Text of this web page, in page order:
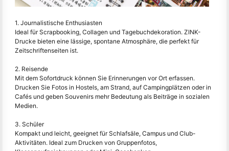
1. Journalistische Enthusiasten
Ideal für Scrapbooking, Collagen und Tagebuchdekoration. ZINK-
Drucke bieten eine lässige, spontane Atmosphäre, die perfekt für
Zeitschriftenseiten ist.
2. Reisende
Mit dem Sofortdruck können Sie Erinnerungen vor Ort erfassen.
Drucken Sie Fotos in Hostels, am Strand, auf Campingplätzen oder in
Cafés und geben Souvenirs mehr Bedeutung als Beiträge in sozialen
Medien.
3. Schüler
Kompakt und leicht, geeignet für Schlafsäle, Campus und Club-
Aktivitäten. Ideal zum Drucken von Gruppenfotos,